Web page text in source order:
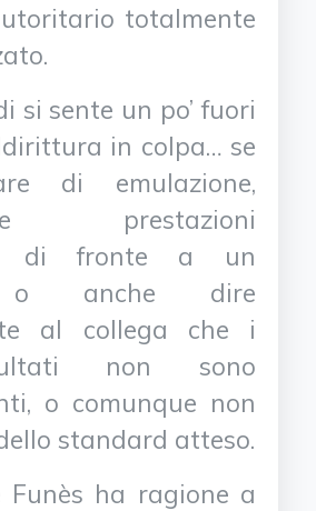
totalmente
si sente un po’ fuori
in colpa… se
di emulazione,
prestazioni
di fronte a un
o anche dire
al collega che i
non sono
o comunque non
standard atteso.
Funès ha ragione a